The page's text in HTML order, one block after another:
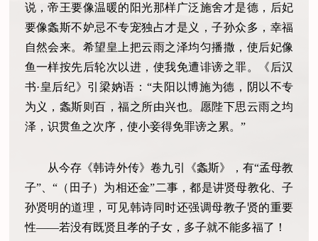
说，帝王要像温暖的阳光那样广泛施舍才是德，后妃
要像螽斯不妒忌不专宠独占才是义，子孙众多，幸福
自然会来。希望皇上把云雨之泽均匀播撒，使后妃像
鱼一样按先后轮次以进，使我免遭诽谤之罪。《后汉
书·皇后纪》引梁妠语：“夫阳以博施为德，阴以不专
为义，螽斯则百，福之所由兴也。愿陛下思云雨之均
泽，识贯鱼之次序，使小妾得免罪谤之累。”
从今存《韩诗外传》卷九引《螽斯》，有“孟母教
子”、“（田子）为相还金”二事，都是讲贤母教化、子
孙贤明的道理，可见韩诗同时还强调母教子贤的重要
性——若没有既贤且孝的子女，多子就不能多福了！